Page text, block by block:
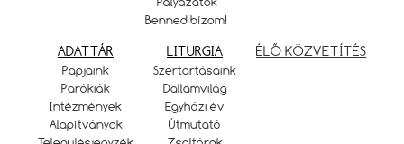
Benned bízom!
ADATTÁR
Papjaink
Parókiák
Intézmények
Alapítványok
LITURGIA
Szertartásaink
Dallamvilág
Egyházi év
Útmutató
ÉLŐ KÖZVETÍTÉS